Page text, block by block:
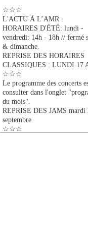
☆☆☆
L'ACTU À L’AMR :
HORAIRES D'ÉTÉ: lundi -
vendredi: 14h - 18h // fermé
& dimanche.
REPRISE DES HORAIRES
CLASSIQUES : LUNDI 17
☆☆☆
Le programme des concerts
consulter dans l'onglet
du mois".
REPRISE DES JAMS mardi
septembre
☆☆☆